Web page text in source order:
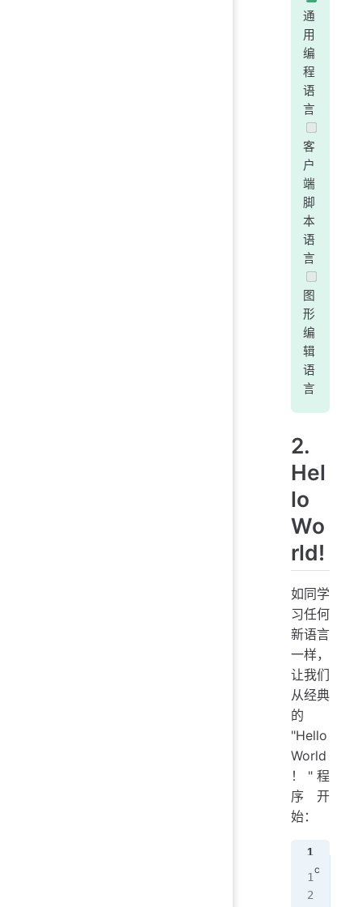
通
用
编
程
语
言
客
户
端
脚
本
语
言
图
形
编
辑
语
言
2.
Hel
lo
Wo
rld!
如同学
习任何
新语言
一样，
让我们
从经典
的
"Hello
World
！"程
序开
始：
1